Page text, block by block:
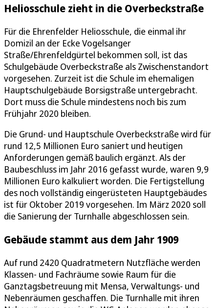
Heliosschule zieht in die Overbeckstraße
Für die Ehrenfelder Heliosschule, die einmal ihr
Domizil an der Ecke Vogelsanger
Straße/Ehrenfeldgürtel bekommen soll, ist das
Schulgebäude Overbeckstraße als Zwischenstandort
vorgesehen. Zurzeit ist die Schule im ehemaligen
Hauptschulgebäude Borsigstraße untergebracht.
Dort muss die Schule mindestens noch bis zum
Frühjahr 2020 bleiben.
Die Grund- und Hauptschule Overbeckstraße wird für
rund 12,5 Millionen Euro saniert und heutigen
Anforderungen gemäß baulich ergänzt. Als der
Baubeschluss im Jahr 2016 gefasst wurde, waren 9,9
Millionen Euro kalkuliert worden. Die Fertigstellung
des noch vollständig eingerüsteten Hauptgebäudes
ist für Oktober 2019 vorgesehen. Im März 2020 soll
die Sanierung der Turnhalle abgeschlossen sein.
Gebäude stammt aus dem Jahr 1909
Auf rund 2420 Quadratmetern Nutzfläche werden
Klassen- und Fachräume sowie Raum für die
Ganztagsbetreuung mit Mensa, Verwaltungs- und
Nebenräumen geschaffen. Die Turnhalle mit ihren